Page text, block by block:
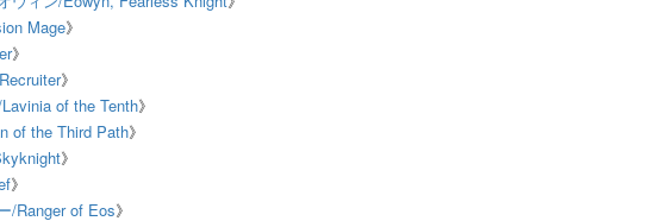
Mage》
》
》
of the Tenth》
of the Third Path》
》
》
/Ranger of Eos》